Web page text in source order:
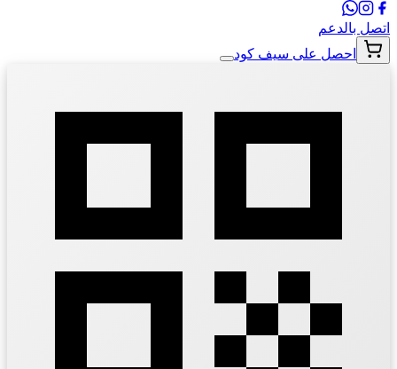
اتصل بالدعم
احصل على سيف كود